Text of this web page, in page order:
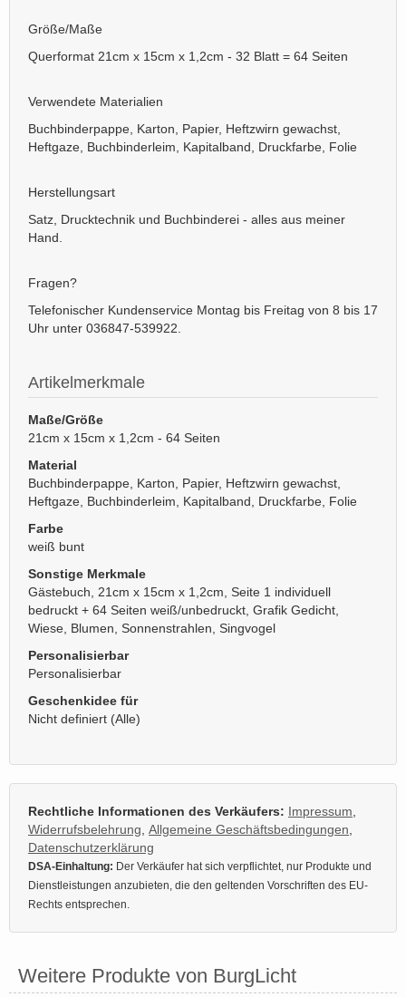
Größe/Maße
Querformat 21cm x 15cm x 1,2cm - 32 Blatt = 64 Seiten
Verwendete Materialien
Buchbinderpappe, Karton, Papier, Heftzwirn gewachst,
Heftgaze, Buchbinderleim, Kapitalband, Druckfarbe, Folie
Herstellungsart
Satz, Drucktechnik und Buchbinderei - alles aus meiner
Hand.
Fragen?
Telefonischer Kundenservice Montag bis Freitag von 8 bis 17
Uhr unter 036847-539922.
Artikelmerkmale
Maße/Größe
21cm x 15cm x 1,2cm - 64 Seiten
Material
Buchbinderpappe, Karton, Papier, Heftzwirn gewachst,
Heftgaze, Buchbinderleim, Kapitalband, Druckfarbe, Folie
Farbe
weiß bunt
Sonstige Merkmale
Gästebuch, 21cm x 15cm x 1,2cm, Seite 1 individuell
bedruckt + 64 Seiten weiß/unbedruckt, Grafik Gedicht,
Wiese, Blumen, Sonnenstrahlen, Singvogel
Personalisierbar
Personalisierbar
Geschenkidee für
Nicht definiert (Alle)
Rechtliche Informationen des Verkäufers: Impressum
Widerrufsbelehrung Allgemeine Geschäftsbedingungen
Datenschutzerklärung
DSA-Einhaltung: Der Verkäufer hat sich verpflichtet, nur Produkte und
Dienstleistungen anzubieten, die den geltenden Vorschriften des EU-
Rechts entsprechen.
Weitere Produkte von BurgLicht